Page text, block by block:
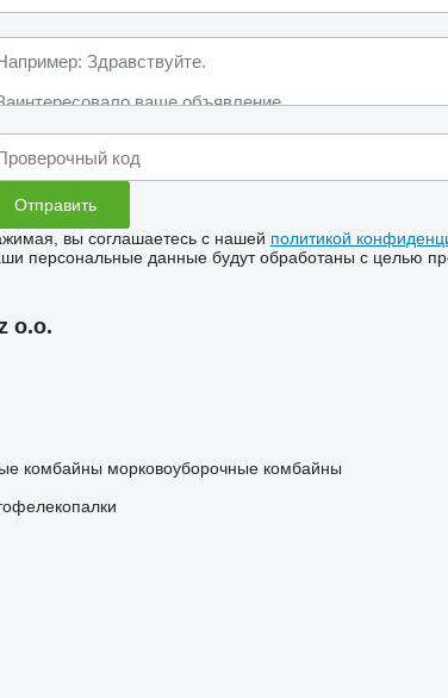
вы соглашаетесь с нашей политикой
персональные данные будут обработаны с целью
o.o.
комбайны морковоуборочные комбайны